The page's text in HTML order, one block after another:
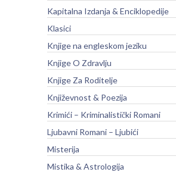
Kapitalna Izdanja & Enciklopedije
Klasici
Knjige na engleskom jeziku
Knjige O Zdravlju
Knjige Za Roditelje
Književnost & Poezija
Krimići – Kriminalistički Romani
Ljubavni Romani – Ljubići
Misterija
Mistika & Astrologija